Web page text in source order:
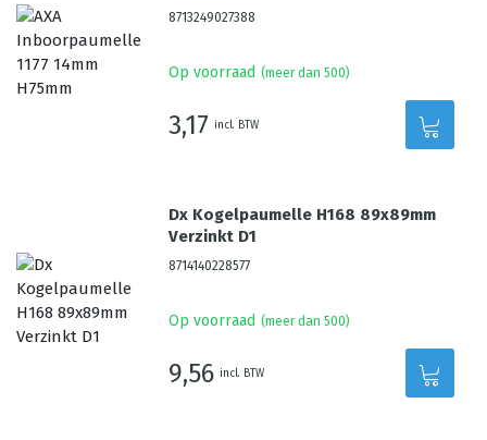
8713249027388
Op voorraad (meer dan 500)
3,17 incl. BTW
Dx Kogelpaumelle H168 89x89mm
Verzinkt D1
8714140228577
Op voorraad (meer dan 500)
9,56 incl. BTW